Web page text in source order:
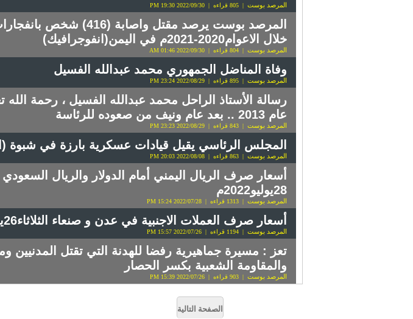
المرصد بوست | 805 قراءه | 2022/09/30 19:30 PM
المرصد بوست يرصد مقتل
خلال الاعوام2020-2021م في اليمن(انفوجرافيك)
المرصد بوست | 804 قراءه | 2022/09/30 01:46 AM
وفاة المناضل الجمهوري محمد عبدالله الفسيل
المرصد بوست | 895 قراءه | 2022/08/29 23:24 PM
رسالة الأستاذ الراحل محمد عبدالله الفسيل ، رحمة
عام 2013 .. بعد عام ونيف من صعوده للرئاسة
المرصد بوست | 843 قراءه | 2022/08/29 23:23 PM
المجلس الرئاسي يقيل قيادات عسكرية بارزة في شبوة
المرصد بوست | 863 قراءه | 2022/08/08 20:03 PM
أسعار صرف الريال اليمني أمام الدولار والريال
28يوليو2022م
المرصد بوست | 1313 قراءه | 2022/07/28 15:24 PM
أسعار صرف العملات الاجنبية في عدن و صنعاء الثلاثاء26يوليو2022م
المرصد بوست | 1194 قراءه | 2022/07/26 15:57 PM
تعز : مسيرة جماهيرية رفضا للهدنة التي تقتل المدنيين
والمقاومة الشعبية بكسر الحصار
المرصد بوست | 903 قراءه | 2022/07/26 15:39 PM
الصفحة التالية